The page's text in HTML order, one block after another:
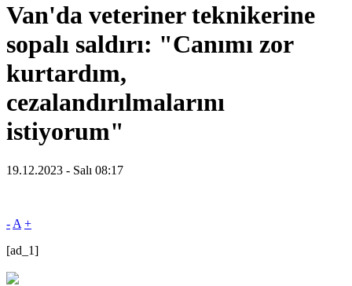
Van'da veteriner teknikerine
sopalı saldırı: "Canımı zor
kurtardım,
cezalandırılmalarını
istiyorum"
19.12.2023 - Salı 08:17
- A +
[ad_1]